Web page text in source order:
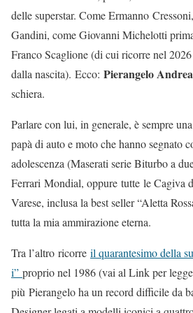
delle superstar. Come Ermanno
Gandini, come Giovanni Michelotti
Franco Scaglione (di cui ricorre nel
dalla nascita). Ecco: Pierangelo
schiera.
Parlare con lui, in generale, è sempre
papà di auto e moto che hanno segnato
adolescenza (Maserati serie Biturbo a
Ferrari Mondial, oppure tutte le Cagiva
Varese, inclusa la best seller “Aletta
tutta la mia ammirazione eterna.
Tra l’altro ricorre il quarantesimo della
i” proprio nel 1986 (vai al Link per
più Pierangelo ha un record difficile da